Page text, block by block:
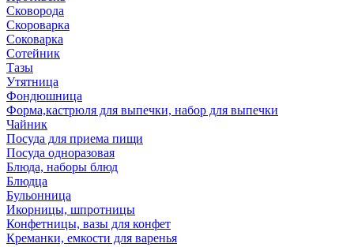
Сковорода
Скороварка
Соковарка
Сотейник
Тазы
Утятница
Фондюшница
Форма,кастрюля для выпечки, набор для выпечки
Чайник
Посуда для приема пищи
Посуда одноразовая
Блюда, наборы блюд
Блюдца
Бульонница
Икорницы, шпротницы
Конфетницы, вазы для конфет
Креманки, емкости для варенья